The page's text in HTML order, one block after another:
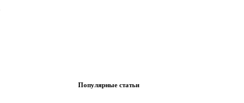
Популярные статьи